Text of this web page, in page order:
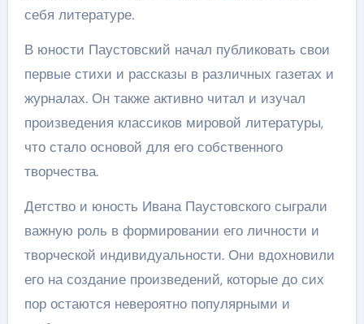
себя литературе.
В юности Паустовский начал публиковать свои
первые стихи и рассказы в различных газетах и
журналах. Он также активно читал и изучал
произведения классиков мировой литературы,
что стало основой для его собственного
творчества.
Детство и юность Ивана Паустовского сыграли
важную роль в формировании его личности и
творческой индивидуальности. Они вдохновили
его на создание произведений, которые до сих
пор остаются невероятно популярными и